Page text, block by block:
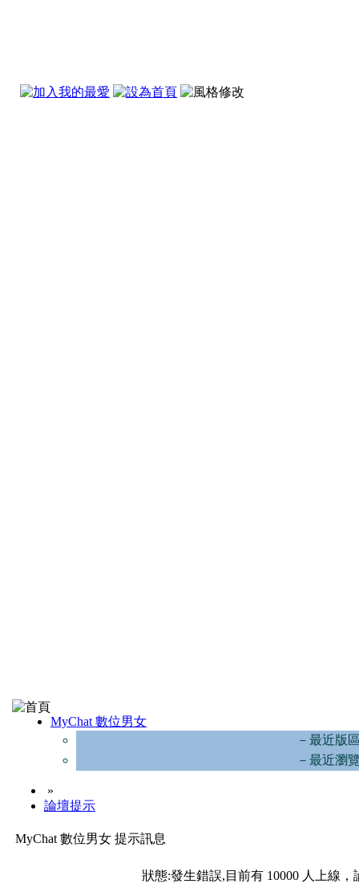
MyChat 數位男女
－最近版
－最近瀏
»
論壇提示
MyChat 數位男女 提示訊息
狀態:發生錯誤,目前有 10000 人上線